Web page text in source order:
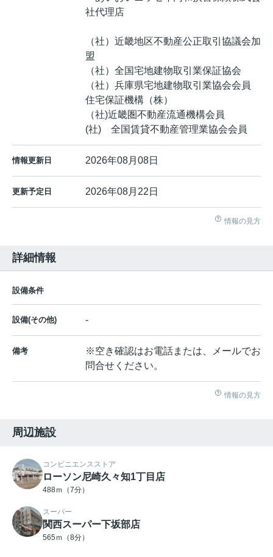
社代理店
（社）近畿地区不動産公正取引協議会加
盟
（社）全国宅地建物取引業保証協会
（社）兵庫県宅地建物取引業協会会員
住宅保証機構（株）
（社)近畿圏不動産流通機構会員
(社) 全国賃貸不動産管理業協会会員
情報更新日 2026年08月08日
更新予定日 2026年08月22日
情報の見方
詳細情報
設備条件
設備(その他) -
備考
※空き確認はお電話または、メールでお
問合せください。
情報の見方
周辺施設
コンビニエンスストア
ローソン尼崎久々知1丁目店
488ｍ（7分）
スーパー
関西スーパー下坂部店
565ｍ（8分）